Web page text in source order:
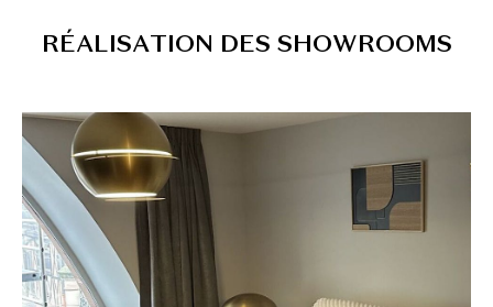
RÉALISATION DES SHOWROOMS